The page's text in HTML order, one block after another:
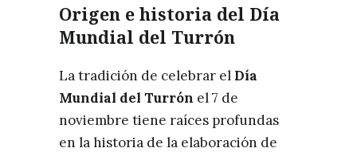
Origen e historia del Día
Mundial del Turrón
La tradición de celebrar el Día
Mundial del Turrón el 7 de
noviembre tiene raíces profundas
en la historia de la elaboración de